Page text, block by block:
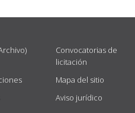
Convocatorias de
licitación
Mapa del sitio
Aviso jurídico